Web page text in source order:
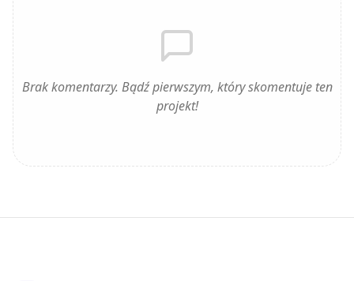
Brak komentarzy. Bądź pierwszym, który skomentuje ten
projekt!